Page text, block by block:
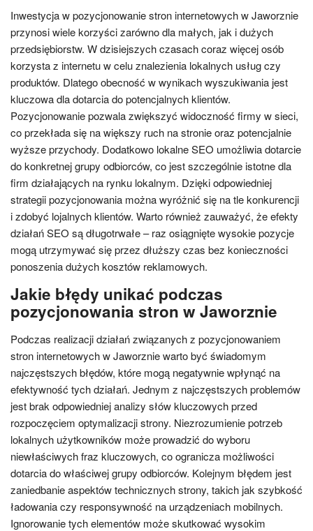
Inwestycja w pozycjonowanie stron internetowych w Jaworznie
przynosi wiele korzyści zarówno dla małych, jak i dużych
przedsiębiorstw. W dzisiejszych czasach coraz więcej osób
korzysta z internetu w celu znalezienia lokalnych usług czy
produktów. Dlatego obecność w wynikach wyszukiwania jest
kluczowa dla dotarcia do potencjalnych klientów.
Pozycjonowanie pozwala zwiększyć widoczność firmy w sieci,
co przekłada się na większy ruch na stronie oraz potencjalnie
wyższe przychody. Dodatkowo lokalne SEO umożliwia dotarcie
do konkretnej grupy odbiorców, co jest szczególnie istotne dla
firm działających na rynku lokalnym. Dzięki odpowiedniej
strategii pozycjonowania można wyróżnić się na tle konkurencji
i zdobyć lojalnych klientów. Warto również zauważyć, że efekty
działań SEO są długotrwałe – raz osiągnięte wysokie pozycje
mogą utrzymywać się przez dłuższy czas bez konieczności
ponoszenia dużych kosztów reklamowych.
Jakie błędy unikać podczas
pozycjonowania stron w Jaworznie
Podczas realizacji działań związanych z pozycjonowaniem
stron internetowych w Jaworznie warto być świadomym
najczęstszych błędów, które mogą negatywnie wpłynąć na
efektywność tych działań. Jednym z najczęstszych problemów
jest brak odpowiedniej analizy słów kluczowych przed
rozpoczęciem optymalizacji strony. Niezrozumienie potrzeb
lokalnych użytkowników może prowadzić do wyboru
niewłaściwych fraz kluczowych, co ogranicza możliwości
dotarcia do właściwej grupy odbiorców. Kolejnym błędem jest
zaniedbanie aspektów technicznych strony, takich jak szybkość
ładowania czy responsywność na urządzeniach mobilnych.
Ignorowanie tych elementów może skutkować wysokim